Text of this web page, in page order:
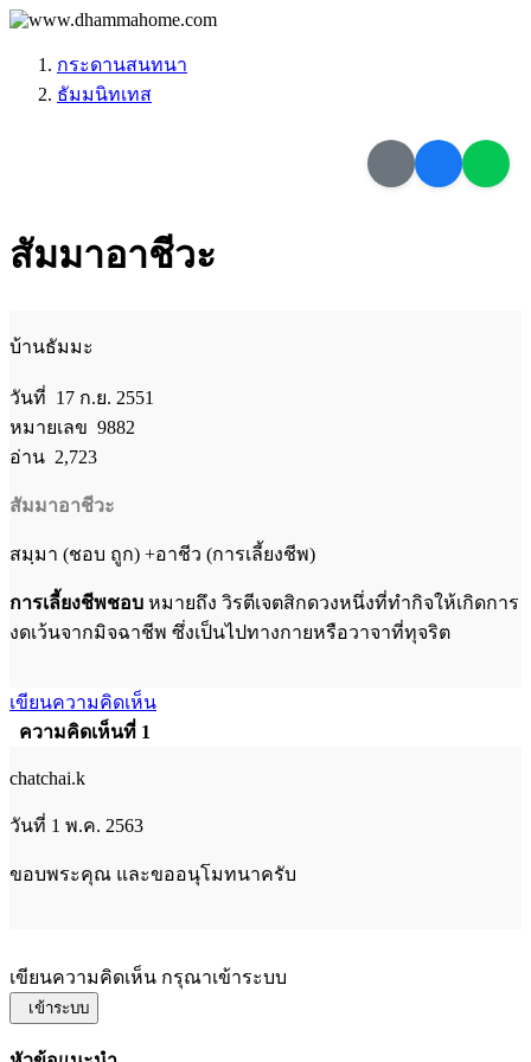
กระดานสนทนา
ธัมมนิทเทส
สัมมาอาชีวะ
บ้านธัมมะ
วันที่ 17 ก.ย. 2551
หมายเลข 9882
อ่าน 2,723
สัมมาอาชีวะ
สมฺมา (ชอบ ถูก) +อาชีว (การเลี้ยงชีพ)
การเลี้ยงชีพชอบ หมายถึง วิรตีเจตสิกดวงหนึ่งที่ทำกิจให้เกิดการ
งดเว้นจากมิจฉาชีพ ซึ่งเป็นไปทางกายหรือวาจาที่ทุจริต
เขียนความคิดเห็น
ความคิดเห็นที่ 1
chatchai.k
วันที่ 1 พ.ค. 2563
ขอบพระคุณ และขออนุโมทนาครับ
เขียนความคิดเห็น กรุณาเข้าระบบ
เข้าระบบ